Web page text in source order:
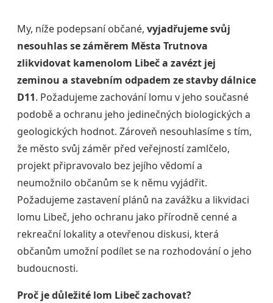
My, níže podepsaní občané, vyjadřujeme svůj
nesouhlas se záměrem Města Trutnova
zlikvidovat kamenolom Libeč a zavézt jej
zeminou a stavebním odpadem ze stavby dálnice
D11. Požadujeme zachování lomu v jeho současné
podobě a ochranu jeho jedinečných biologických a
geologických hodnot. Zároveň nesouhlasíme s tím,
že město svůj záměr před veřejností zamlčelo,
projekt připravovalo bez jejího vědomí a
neumožnilo občanům se k němu vyjádřit.
Požadujeme zastavení plánů na zavážku a likvidaci
lomu Libeč, jeho ochranu jako přírodně cenné a
rekreační lokality a otevřenou diskusi, která
občanům umožní podílet se na rozhodování o jeho
budoucnosti.
Proč je důležité lom Libeč zachovat?